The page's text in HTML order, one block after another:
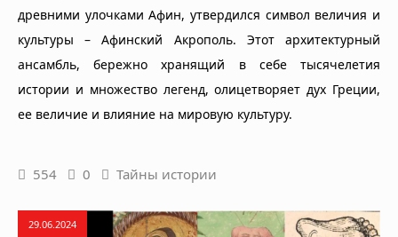
древними улочками Афин, утвердился символ величия и
культуры – Афинский Акрополь. Этот архитектурный
ансамбль, бережно хранящий в себе тысячелетия
истории и множество легенд, олицетворяет дух Греции,
ее величие и влияние на мировую культуру.
554 0 Тайны истории
29.06.2024